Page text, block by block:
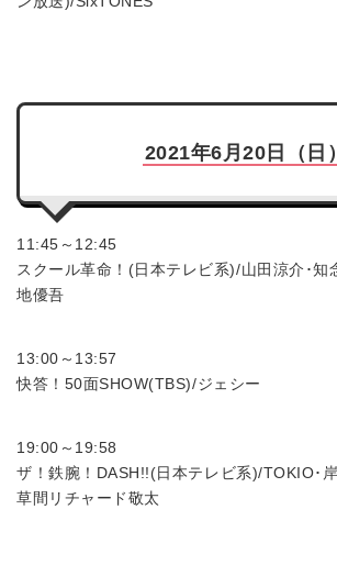
2021年6月20日（日）
11:45～12:45
スクール革命！(日本テレビ系)/山田涼介･知
地優吾
13:00～13:57
快答！50面SHOW(TBS)/ジェシー
19:00～19:58
ザ！鉄腕！DASH!!(日本テレビ系)/TOKIO･
草間リチャード敬太